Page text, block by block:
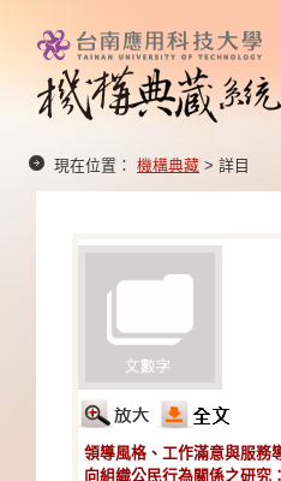
現在位置： 機構典藏 > 詳目
領導風格、工作滿意與服務
向組織公民行為關係之研究：